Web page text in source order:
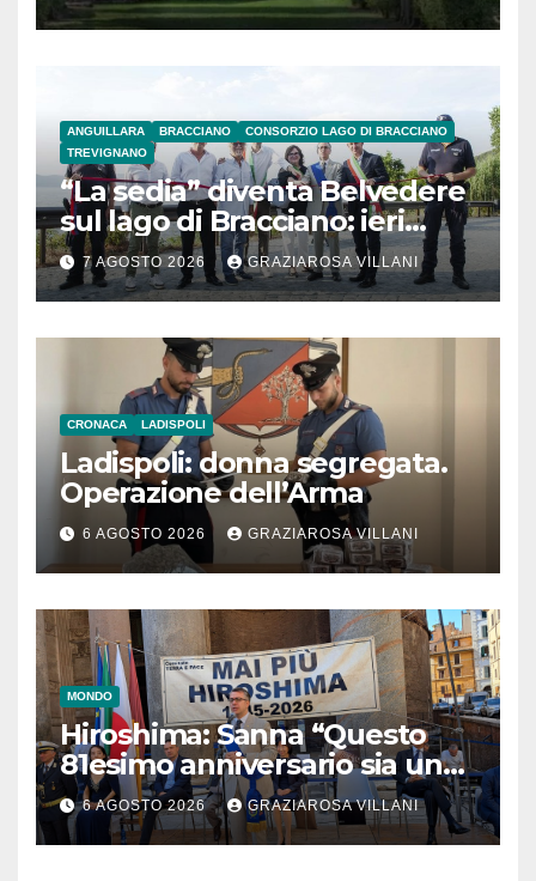
ANGUILLARA BRACCIANO
CONSORZIO LAGO DI BRACCIANO
TREVIGNANO
“La sedia” diventa Belvedere
sul lago di Bracciano: ieri
l’inaugurazione
7 AGOSTO 2026 GRAZIAROSA VILLANI
CRONACA LADISPOLI
Ladispoli: donna segregata.
Operazione dell’Arma
6 AGOSTO 2026 GRAZIAROSA VILLANI
MONDO
Hiroshima: Sanna “Questo
81esimo anniversario sia un
monito per tutti”
6 AGOSTO 2026 GRAZIAROSA VILLANI